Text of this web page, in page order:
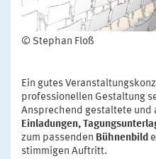
© Stephan Floß
Ein gutes
professionellen Gestaltung
Ansprechend gestaltete und
Einladungen,
zum passenden Bühnenbild
stimmigen Auftritt.